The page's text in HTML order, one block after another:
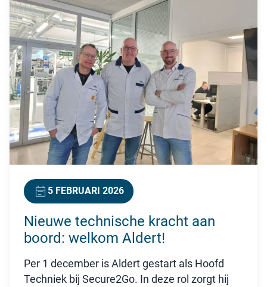
5 FEBRUARI 2026
Nieuwe technische kracht aan
boord: welkom Aldert!
Per 1 december is Aldert gestart als Hoofd
Techniek bij Secure2Go. In deze rol zorgt hij